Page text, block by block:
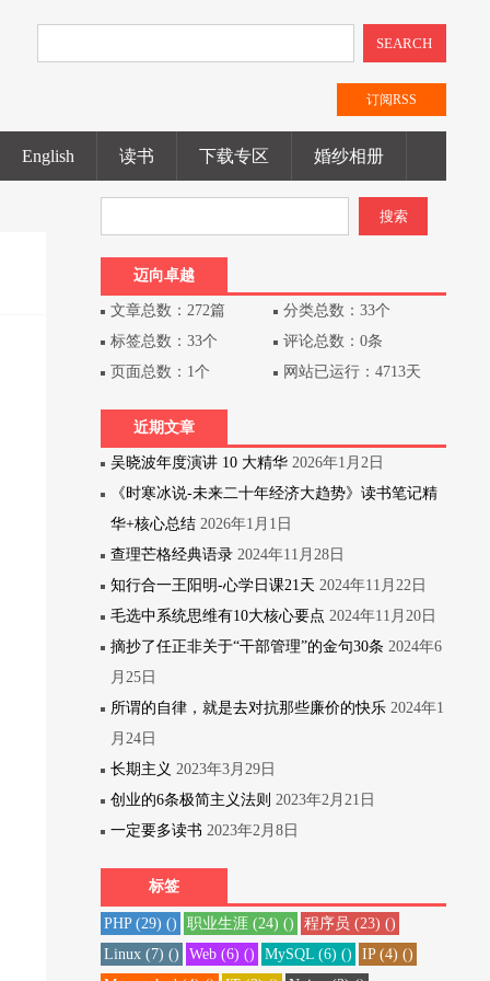
SEARCH
订阅RSS
English 读书 下载专区 婚纱相册
迈向卓越
文章总数：272篇
分类总数：33个
标签总数：33个
评论总数：0条
页面总数：1个
网站已运行：4713天
近期文章
吴晓波年度演讲 10 大精华 2026年1月2日
《时寒冰说-未来二十年经济大趋势》读书笔记精
华+核心总结 2026年1月1日
查理芒格经典语录 2024年11月28日
知行合一王阳明-心学日课21天 2024年11月22日
毛选中系统思维有10大核心要点 2024年11月20日
摘抄了任正非关于“干部管理”的金句30条 2024年6
月25日
所谓的自律，就是去对抗那些廉价的快乐 2024年1
月24日
长期主义 2023年3月29日
创业的6条极简主义法则 2023年2月21日
一定要多读书 2023年2月8日
标签
PHP(29) () 职业生涯(24) () 程序员 (23) ()
Linux(7) () Web(6) () MySQL(6) () IP(4) ()